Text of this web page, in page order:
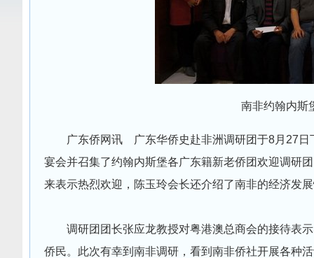
南非约翰内斯
广东侨网讯 广东华侨史赴非洲调研团于8月27日
宴会并召集了约翰内斯堡各广东籍新老侨团欢迎调研
来表示热烈欢迎，陈玉玲会长还介绍了南非的经济发
调研团团长张应龙教授对粤港澳总商会的接待表
侨民。此次有幸到南非调研，看到南非侨社开展各种